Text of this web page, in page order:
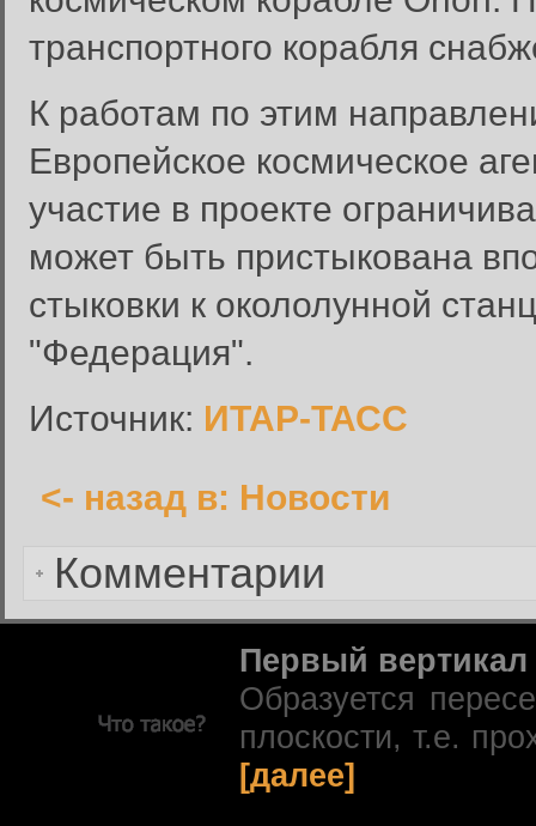
транспортного корабля
К работам по этим
Европейское космическое
участие в проекте
может быть пристыкована
стыковки к окололунной
"Федерация".
Источник: ИТАР-ТАСС
<- назад в: Новости
Комментарии
Вход в систему
Введите имя пользователя и
Вход в систему
Пароль:
Забыли пароль?
Первый вертикал
Образуется
плоскости, т.е.
[далее]